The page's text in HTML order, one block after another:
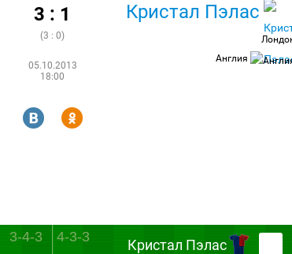
3 : 1
(3 : 0)
05.10.2013
18:00
Кристал Пэлас
Англия
R Y
3-4-3 4-3-3 Кристал Пэлас